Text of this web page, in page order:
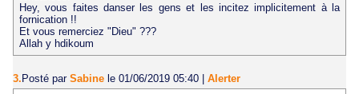
Hey, vous faites danser les gens et les incitez implicitement à la
fornication !!
Et vous remerciez "Dieu" ???
Allah y hdikoum
3. Posté par Sabine le 01/06/2019 05:40
Alerter